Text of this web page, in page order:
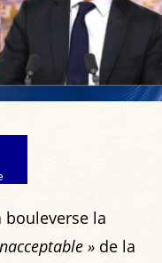
bouleverse la
» de la